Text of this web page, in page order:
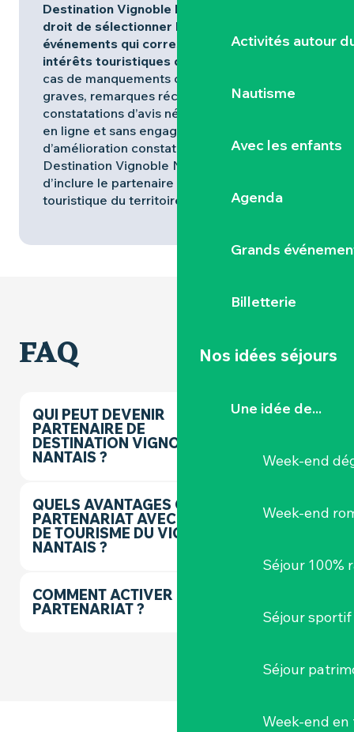
Activités autour
Nautisme
Avec les enfants
Agenda
Grands
Billetterie
Nos idées séjours
Une idée de...
Week-end
Week-end
Séjour 100%
Séjour sportif
Séjour
Week-end
Destination Vignoble Nantais se réserve le
droit de sélectionner les partenaires/
événements qui correspondent aux
intérêts touristiques de la destination
cas de manquements ou de réclamations
graves, remarques récurrentes et
constatations d’avis négatifs très importants
en ligne et sans engagement d’action
d’amélioration constatée ou efficace,
Destination Vignoble Nantais pourra cesser
d’inclure le partenaire dans la démarche
touristique du territoire.
FAQ
QUI PEUT DEVENIR
PARTENAIRE DE
DESTINATION VIGNOBLE
NANTAIS ?
QUELS AVANTAGES OFFRE LE
PARTENARIAT AVEC L'OFFICE
DE TOURISME DU VIGNOBLE
NANTAIS ?
COMMENT ACTIVER LE
PARTENARIAT ?